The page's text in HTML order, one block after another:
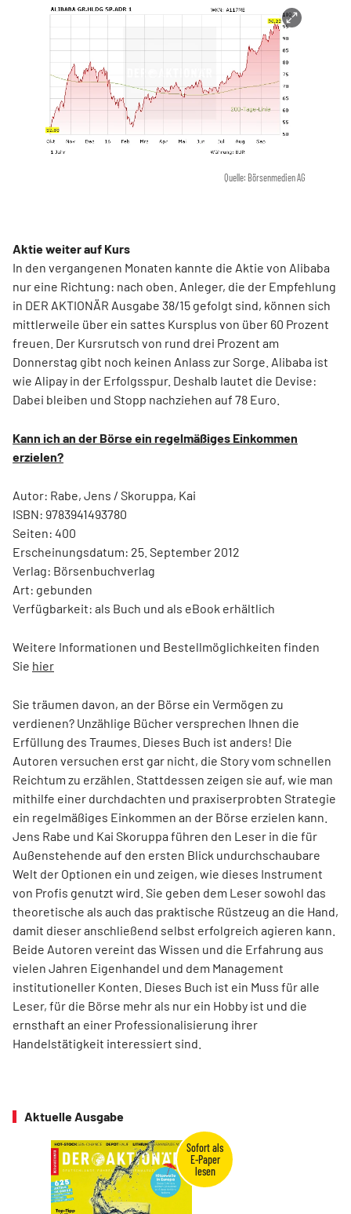
Quelle: Börsenmedien AG
Aktie weiter auf Kurs
In den vergangenen Monaten kannte die Aktie von Alibaba
nur eine Richtung: nach oben. Anleger, die der Empfehlung
in DER AKTIONÄR Ausgabe 38/15 gefolgt sind, können sich
mittlerweile über ein sattes Kursplus von über 60 Prozent
freuen. Der Kursrutsch von rund drei Prozent am
Donnerstag gibt noch keinen Anlass zur Sorge. Alibaba ist
wie Alipay in der Erfolgsspur. Deshalb lautet die Devise:
Dabei bleiben und Stopp nachziehen auf 78 Euro.
Kann ich an der Börse ein regelmäßiges Einkommen
erzielen?
Autor: Rabe, Jens / Skoruppa, Kai
ISBN: 9783941493780
Seiten: 400
Erscheinungsdatum: 25. September 2012
Verlag: Börsenbuchverlag
Art: gebunden
Verfügbarkeit: als Buch und als eBook erhältlich
Weitere Informationen und Bestellmöglichkeiten finden
Sie hier
Sie träumen davon, an der Börse ein Vermögen zu
verdienen? Unzählige Bücher versprechen Ihnen die
Erfüllung des Traumes. Dieses Buch ist anders! Die
Autoren versuchen erst gar nicht, die Story vom schnellen
Reichtum zu erzählen. Stattdessen zeigen sie auf, wie man
mithilfe einer durchdachten und praxiserprobten Strategie
ein regelmäßiges Einkommen an der Börse erzielen kann.
Jens Rabe und Kai Skoruppa führen den Leser in die für
Außenstehende auf den ersten Blick undurchschaubare
Welt der Optionen ein und zeigen, wie dieses Instrument
von Profis genutzt wird. Sie geben dem Leser sowohl das
theoretische als auch das praktische Rüstzeug an die Hand,
damit dieser anschließend selbst erfolgreich agieren kann.
Beide Autoren vereint das Wissen und die Erfahrung aus
vielen Jahren Eigenhandel und dem Management
institutioneller Konten. Dieses Buch ist ein Muss für alle
Leser, für die Börse mehr als nur ein Hobby ist und die
ernsthaft an einer Professionalisierung ihrer
Handelstätigkeit interessiert sind.
Aktuelle Ausgabe